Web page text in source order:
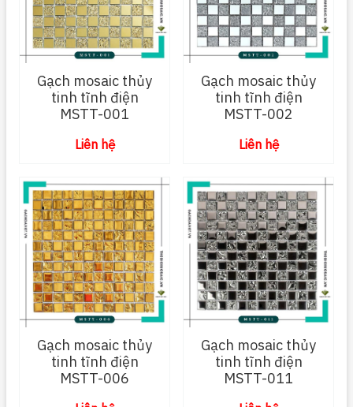
Gạch mosaic thủy
tinh tĩnh điện
MSTT-001
Liên hệ
Gạch mosaic thủy
tinh tĩnh điện
MSTT-002
Liên hệ
Gạch mosaic thủy
tinh tĩnh điện
MSTT-006
Gạch mosaic thủy
tinh tĩnh điện
MSTT-011